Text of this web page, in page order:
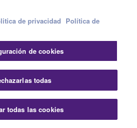
para obtener más detalles
de privacidad Política de
de cookies
todas
todas las cookies